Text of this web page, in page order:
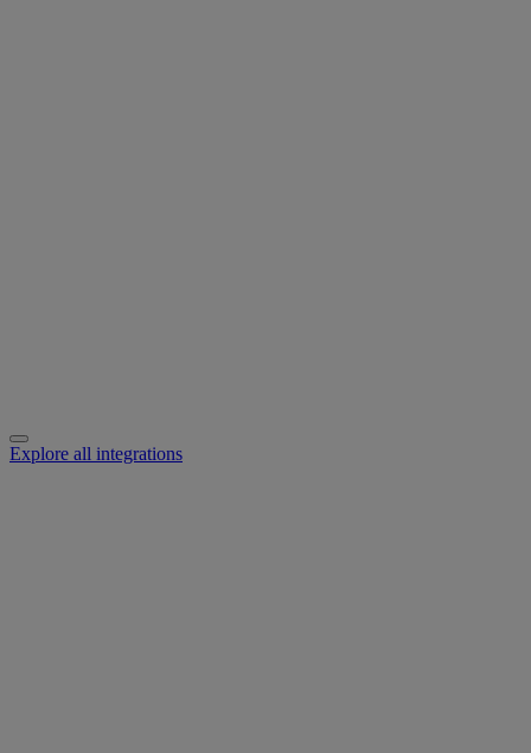
Explore all integrations